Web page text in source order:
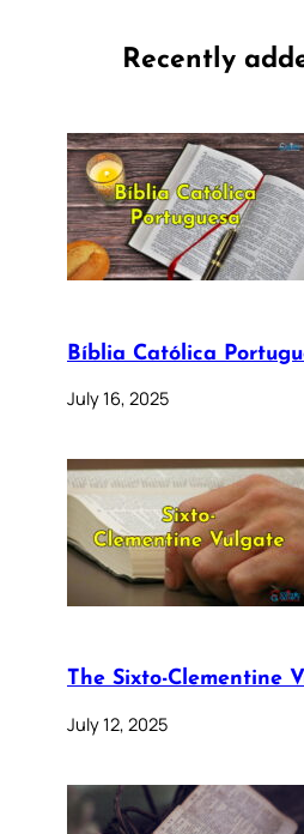
Recently
Bíblia Católica
July 16, 2025
The Sixto-Clementine
July 12, 2025